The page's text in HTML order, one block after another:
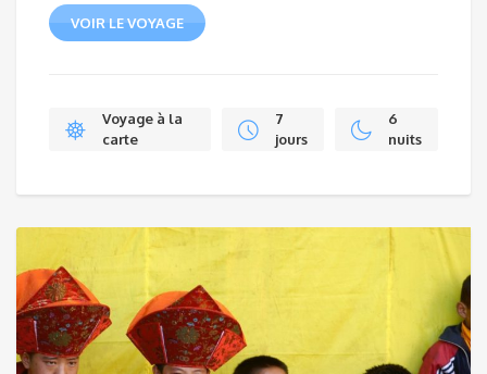
VOIR LE VOYAGE
Voyage à la
carte
7
jours
6
nuits